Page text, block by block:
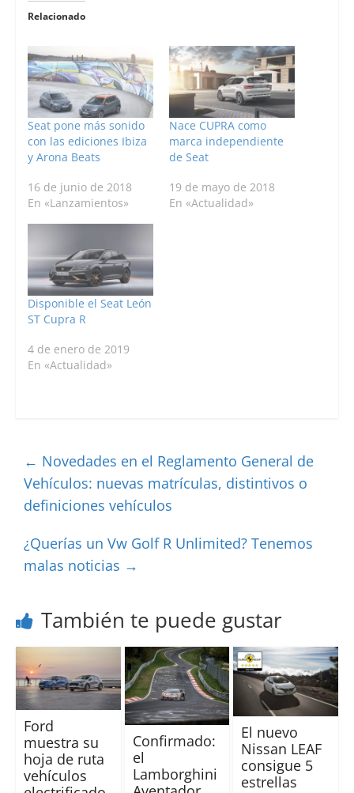
Relacionado
Seat pone más sonido
con las ediciones Ibiza
y Arona Beats
16 de junio de 2018
En «Lanzamientos»
Nace CUPRA como
marca independiente
de Seat
19 de mayo de 2018
En «Actualidad»
Disponible el Seat León
ST Cupra R
4 de enero de 2019
En «Actualidad»
← Novedades en el Reglamento General de
Vehículos: nuevas matrículas, distintivos o
definiciones vehículos
¿Querías un Vw Golf R Unlimited? Tenemos
malas noticias →
También te puede gustar
Ford
muestra su
hoja de ruta
vehículos
Confirmado:
el
Lamborghini
El nuevo
Nissan LEAF
consigue 5
estrellas